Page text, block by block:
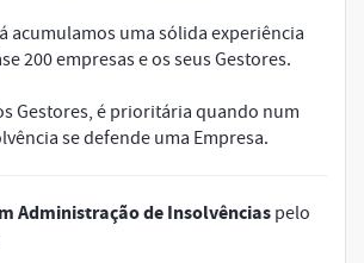
acumulamos uma sólida experiência
200 empresas e os seus Gestores.
Gestores, é prioritária quando num
se defende uma Empresa.
Administração de Insolvências pelo